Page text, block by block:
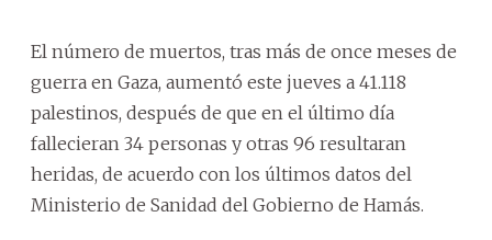
El número de muertos, tras más de once meses de
guerra en Gaza, aumentó este jueves a 41.118
palestinos, después de que en el último día
fallecieran 34 personas y otras 96 resultaran
heridas, de acuerdo con los últimos datos del
Ministerio de Sanidad del Gobierno de Hamás.